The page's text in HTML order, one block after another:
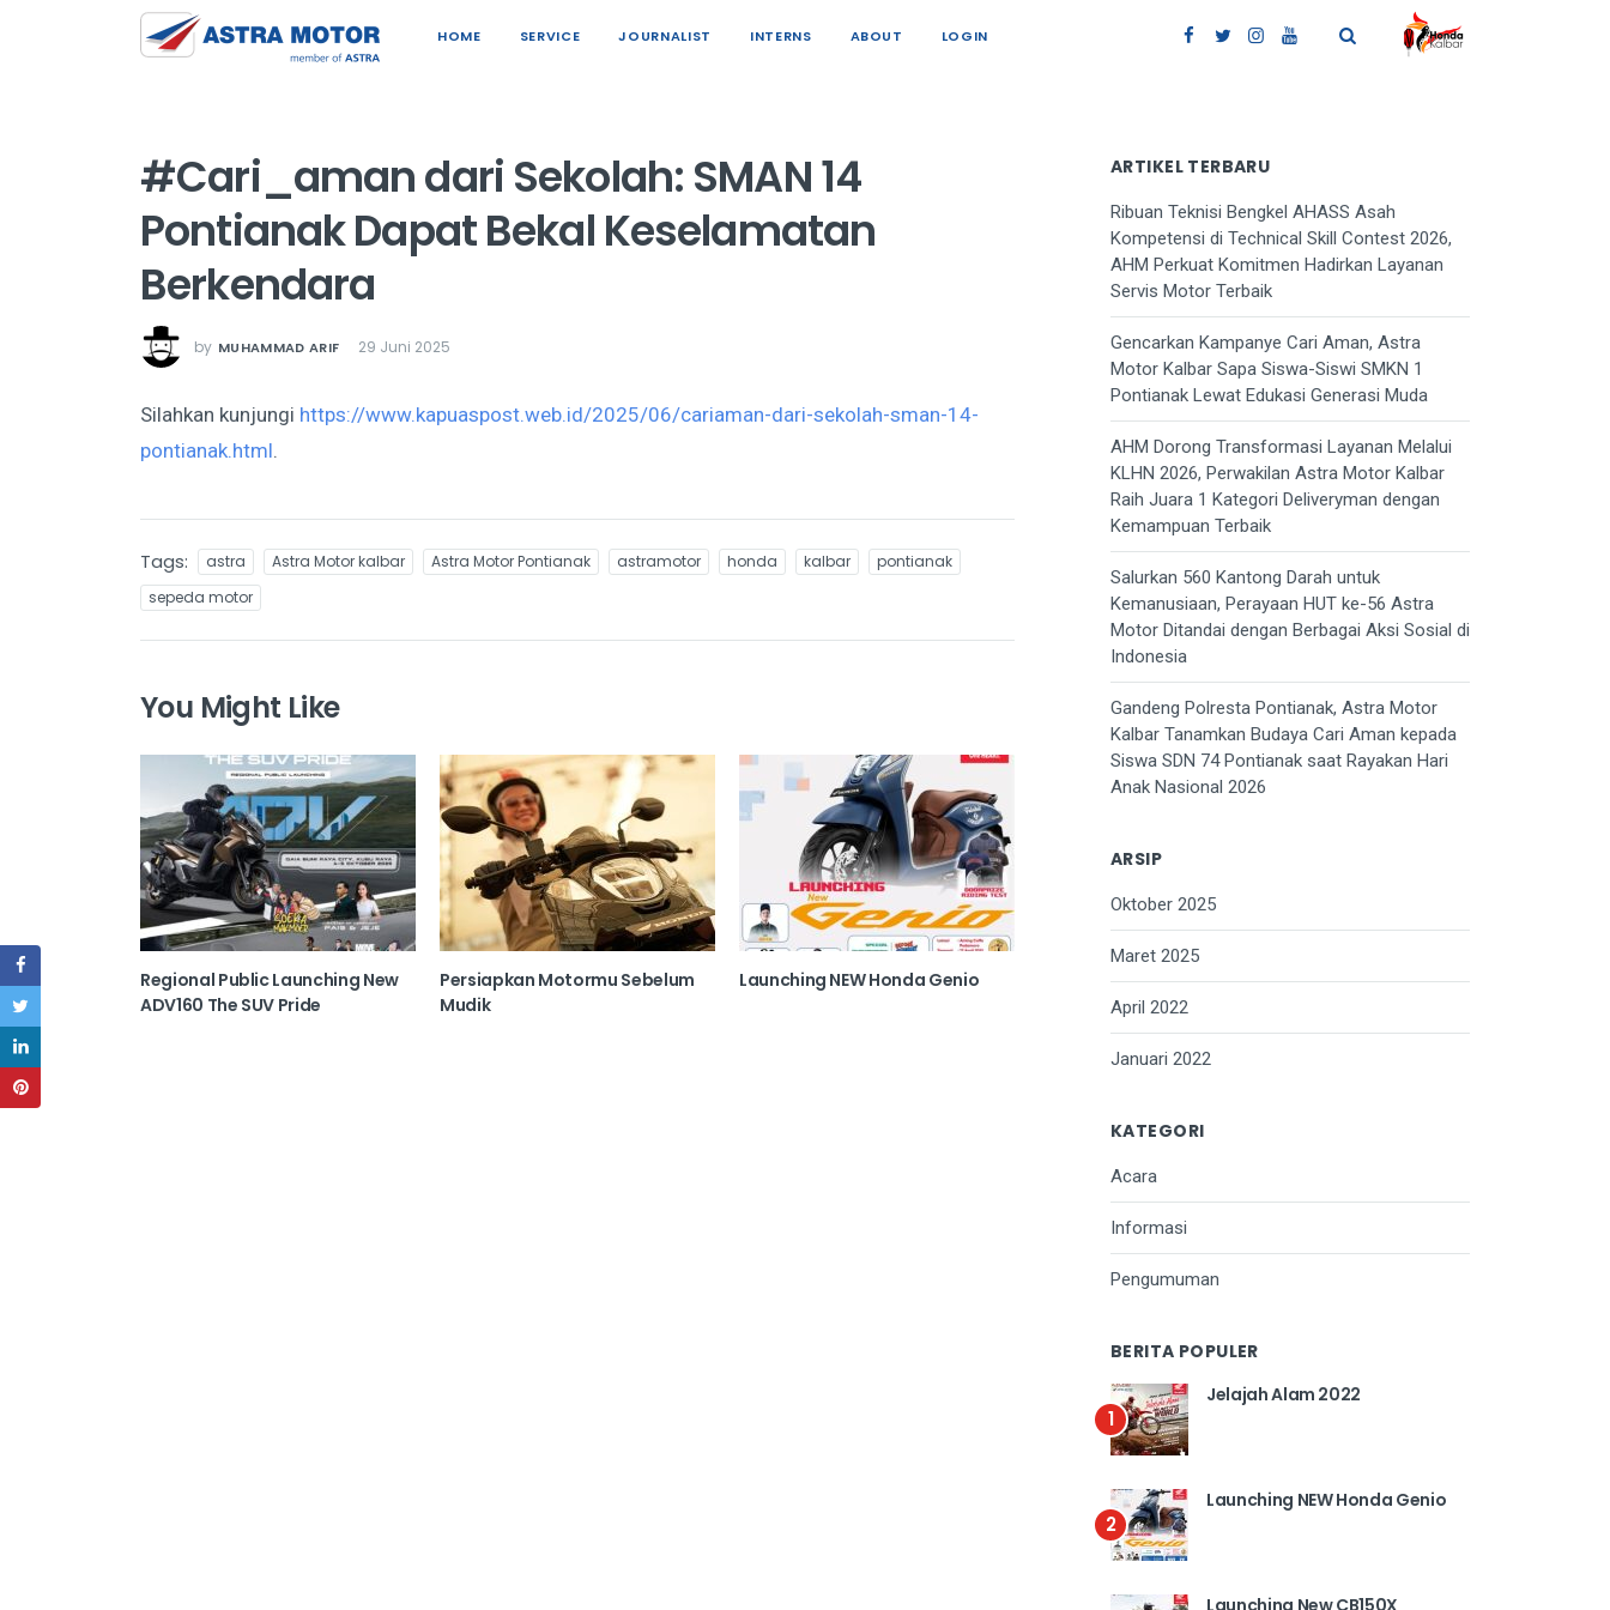
HOME SERVICE JOURNALIST INTERNS ABOUT LOGIN
#Cari_aman dari Sekolah: SMAN 14
Pontianak Dapat Bekal Keselamatan
Berkendara
by MUHAMMAD ARIF 29 Juni 2025
Silahkan kunjungi https://www.kapuaspost.web.id/2025/06/cariaman-dari-sekolah-sman-14-
pontianak.html.
Tags: astra Astra Motor kalbar Astra Motor Pontianak astramotor honda kalbar
pontianak
sepeda motor
You Might Like
Regional Public Launching New
ADV160 The SUV Pride
Persiapkan Motormu Sebelum
Mudik
Launching NEW Honda Genio
ARTIKEL TERBARU
Ribuan Teknisi Bengkel AHASS Asah
Kompetensi di Technical Skill Contest 2026,
AHM Perkuat Komitmen Hadirkan Layanan
Servis Motor Terbaik
Gencarkan Kampanye Cari Aman, Astra
Motor Kalbar Sapa Siswa-Siswi SMKN 1
Pontianak Lewat Edukasi Generasi Muda
AHM Dorong Transformasi Layanan Melalui
KLHN 2026, Perwakilan Astra Motor Kalbar
Raih Juara 1 Kategori Deliveryman dengan
Kemampuan Terbaik
Salurkan 560 Kantong Darah untuk
Kemanusiaan, Perayaan HUT ke-56 Astra
Motor Ditandai dengan Berbagai Aksi Sosial di
Indonesia
Gandeng Polresta Pontianak, Astra Motor
Kalbar Tanamkan Budaya Cari Aman kepada
Siswa SDN 74 Pontianak saat Rayakan Hari
Anak Nasional 2026
ARSIP
Oktober 2025
Maret 2025
April 2022
Januari 2022
KATEGORI
Acara
Informasi
Pengumuman
BERITA POPULER
1
Jelajah Alam 2022
2
Launching NEW Honda Genio
Launching New CB150X